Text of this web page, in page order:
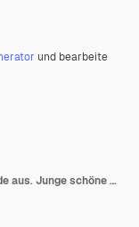
und bearbeite
Macht eine Pause und streckt ihre Hände aus. Junge schöne Frau in weißer Kleidung ist im Büro